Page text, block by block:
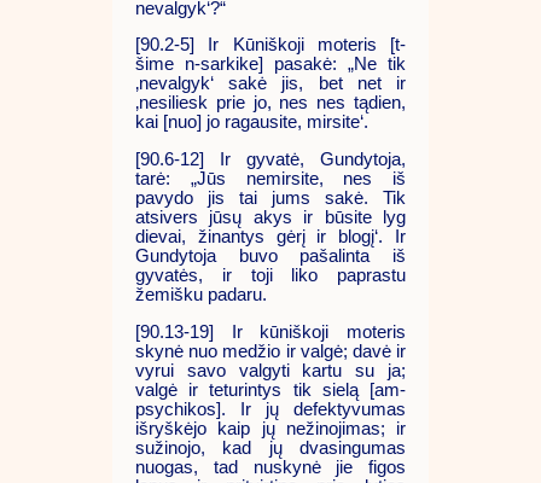
nevalgyk‘?“
[90.2-5] Ir Kūniškoji moteris [t-
šime n-sarkike] pasakė: „Ne tik
‚nevalgyk‘ sakė jis, bet net ir
‚nesiliesk prie jo, nes nes tądien,
kai [nuo] jo ragausite, mirsite‘.
[90.6-12] Ir gyvatė, Gundytoja,
tarė: „Jūs nemirsite, nes iš
pavydo jis tai jums sakė. Tik
atsivers jūsų akys ir būsite lyg
dievai, žinantys gėrį ir blogį‘. Ir
Gundytoja buvo pašalinta iš
gyvatės, ir toji liko paprastu
žemišku padaru.
[90.13-19] Ir kūniškoji moteris
skynė nuo medžio ir valgė; davė ir
vyrui savo valgyti kartu su ja;
valgė ir teturintys tik sielą [am-
psychikos]. Ir jų defektyvumas
išryškėjo kaip jų nežinojimas; ir
sužinojo, kad jų dvasingumas
nuogas, tad nuskynė jie figos